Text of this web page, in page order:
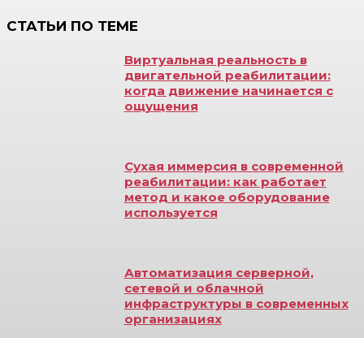
СТАТЬИ ПО ТЕМЕ
Виртуальная реальность в
двигательной реабилитации:
когда движение начинается с
ощущения
Сухая иммерсия в современной
реабилитации: как работает
метод и какое оборудование
используется
Автоматизация серверной,
сетевой и облачной
инфраструктуры в современных
организациях